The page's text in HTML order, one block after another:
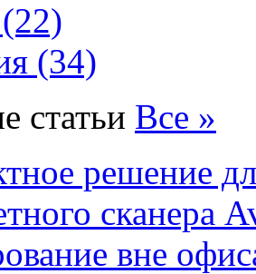
(34)
статьи Все »
решение
сканера
вне